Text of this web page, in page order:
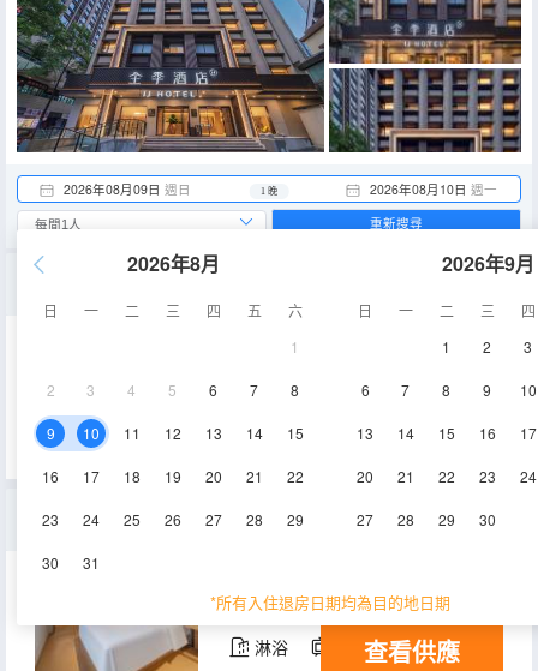
2026年08月09日 週日 2026年08月10日 週一
1 晚
2026年8月
日 一 二 三 四 五
六
1
2 3 4 5 6 7 8
9 10 11 12 13 14 15
16 17 18 19 20 21 22
23 24 25 26 27 28 29
30 31
2026年9月
日 一 二 三
四
1
2 3
6 7 8 9 10
13 14 15 16 17
20 21 22 23 24
27 28 29 30
*所有入住退房日期均為目的地日期
重新搜尋
23-28㎡ 空調
23㎡ 2-6層 空調
淋浴 電視機 冰箱
查看供應